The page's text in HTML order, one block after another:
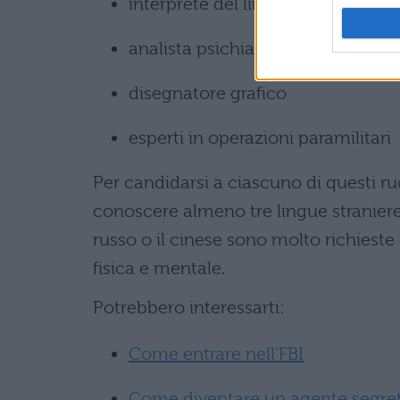
interprete del linguaggio dei
analista psichiatrico
disegnatore grafico
esperti in operazioni paramilitari
Per candidarsi a ciascuno di questi
conoscere almeno tre lingue
russo o il cinese sono molto
fisica e mentale.
Potrebbero interessarti:
Come entrare nell’FBI